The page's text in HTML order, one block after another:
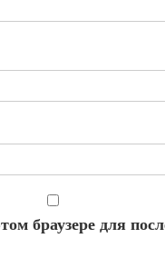
браузере для